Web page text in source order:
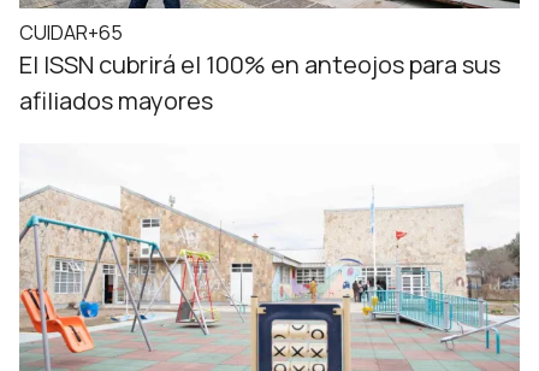
CUIDAR+65
El ISSN cubrirá el 100% en anteojos para sus
afiliados mayores